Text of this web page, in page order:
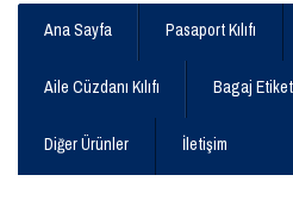
Ana Sayfa Pasaport Kılıfı
Aile Cüzdanı Kılıfı Bagaj
Diğer Ürünler İletişim